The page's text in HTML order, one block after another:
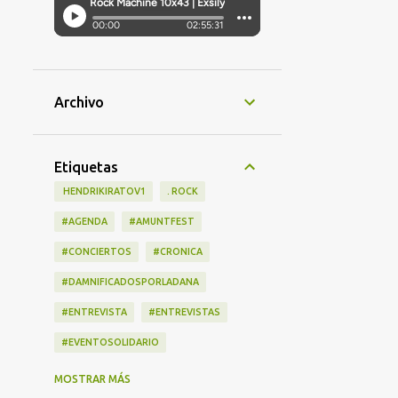
Archivo
Etiquetas
‎ HENDRIKIRATOV1 . ROCK
#AGENDA #AMUNTFEST
#CONCIERTOS #CRONICA
#DAMNIFICADOSPORLADANA
#ENTREVISTA #ENTREVISTAS
#EVENTOSOLIDARIO
#LANZAMIENTOS
MOSTRAR MÁS